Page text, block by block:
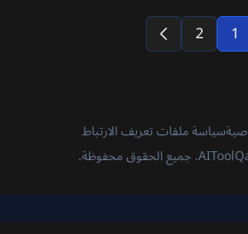
1
2 التالي
سياسة ملفات تعريف الارتباط